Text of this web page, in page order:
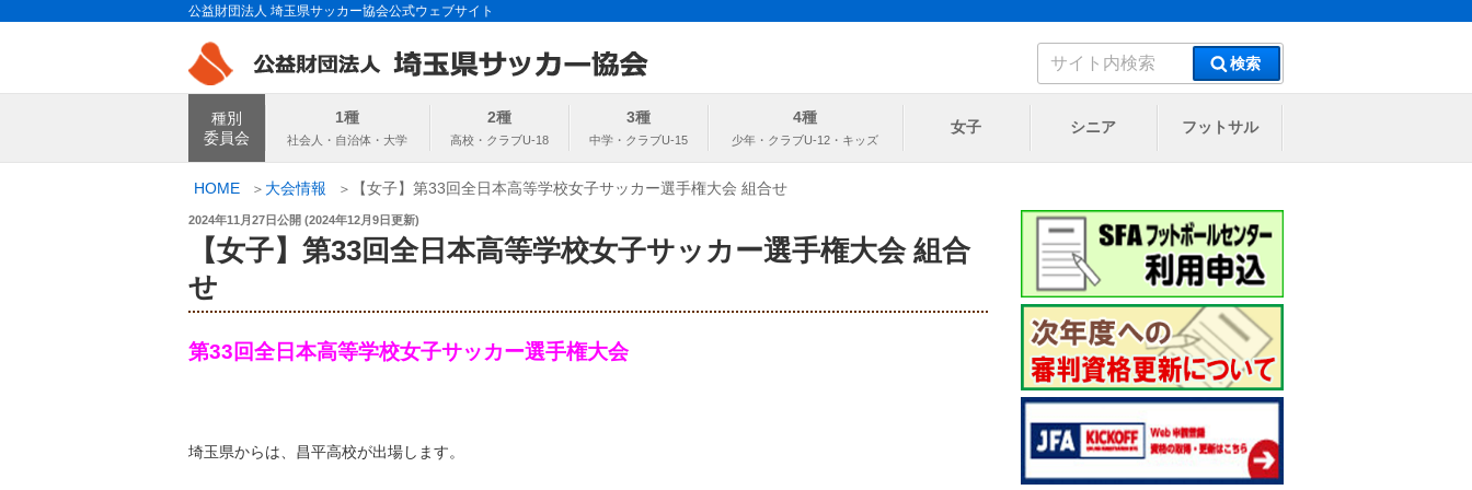
ス
公益財団法人 埼玉県サッカー協会公式ウェブサイト
索:
検索
埼玉県サッカー協会
種別
委員会
1種 2種 3種 4種
女子 シニア フットサル
HOME 大会情報 【女子】第33回全日本高等学校女子サッカー選手権大会 組合せ
投
2024年11月27日公開 (2024年12月9日更新)
【女子】第33回全日本高等学校女子サッカー選手権大会 組合
せ
第33回全日本高等学校女子サッカー選手権大会
埼玉県からは、昌平高校が出場します。